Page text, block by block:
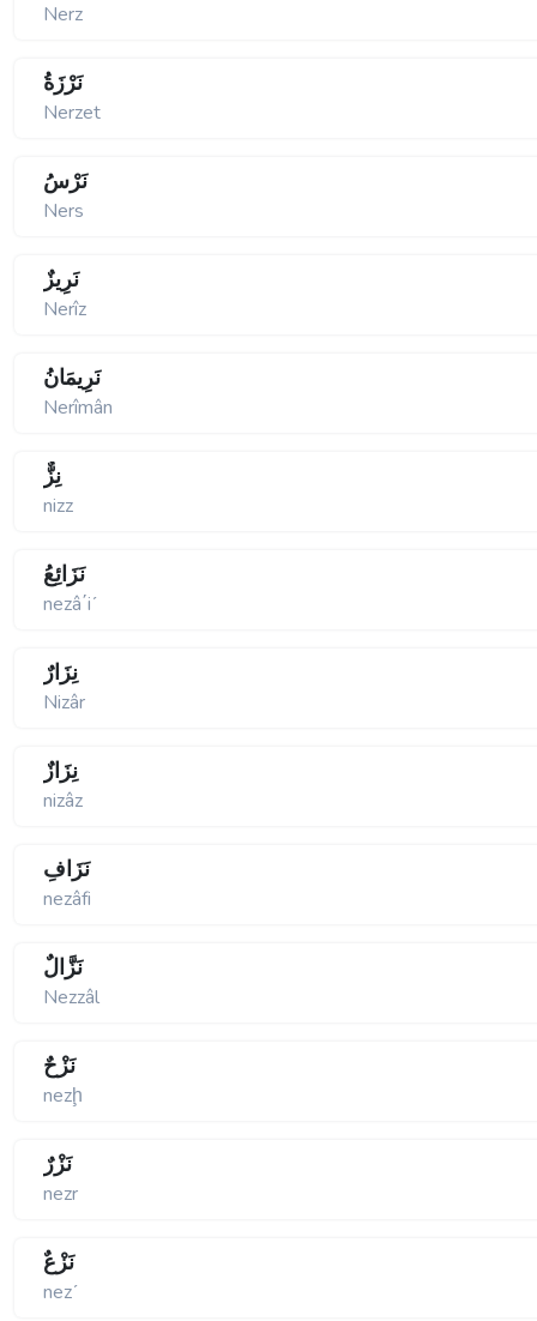
Nerz
نَرْزَةُ
Nerzet
نَرْسُ
Ners
نَرِيزٌ
Nerîz
نَرِيمَانُ
Nerîmân
نِزٌّ
nizz
نَزَائِعُ
nezâ΄iʹ
نِزَارٌ
Nizâr
نِزَازٌ
nizâz
نَزَافِ
nezâfi
نَزَّالٌ
Nezzâl
نَزْحٌ
nezḩ
نَزْرٌ
nezr
نَزْعٌ
nezʹ